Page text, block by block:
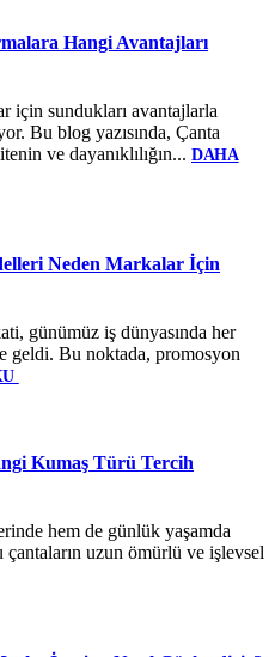
Hangi Avantajları
için sundukları avantajlarla
Bu blog yazısında, Çanta
ve dayanıklılığın... DAHA
Neden Markalar İçin
günümüz iş dünyasında her
geldi. Bu noktada, promosyon
Kumaş Türü Tercih
hem de günlük yaşamda
çantaların uzun ömürlü ve işlevsel